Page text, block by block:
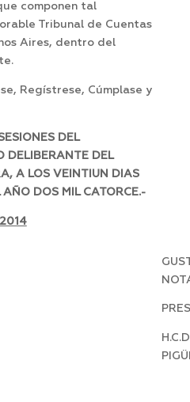
componen tal
Tribunal de Cuentas
Aires, dentro del
Regístrese, Cúmplase y
DEL
DELIBERANTE DEL
A LOS VEINTIUN DIAS
AÑO DOS MIL CATORCE.-